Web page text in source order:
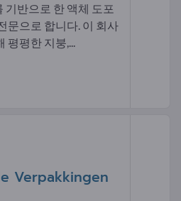
기반으로 한 액체 도포
문으로 합니다. 이 회사
평한 지붕,...
Verpakkingen